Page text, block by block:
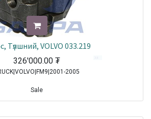
Tүлшний, VOLVO 033.219
326'000.00 ₮
2005
Sale